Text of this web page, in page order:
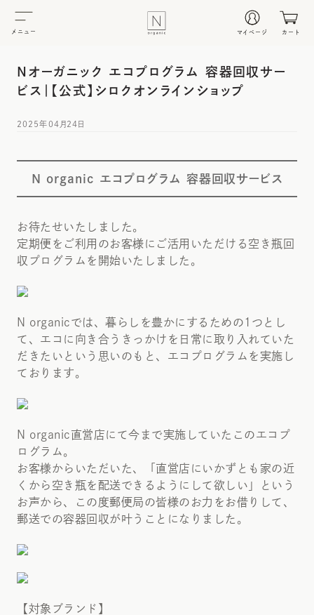
メニュー マイページ カート
Nオーガニック エコプログラム 容器回収サー
ビス｜【公式】シロクオンラインショップ
2025年04月24日
N organic エコプログラム 容器回収サービス
お待たせいたしました。
定期便をご利用のお客様にご活用いただける空き瓶回
収プログラムを開始いたしました。
N organicでは、暮らしを豊かにするための1つとし
て、エコに向き合うきっかけを日常に取り入れていた
だきたいという思いのもと、エコプログラムを実施し
ております。
N organic直営店にて今まで実施していたこのエコプ
ログラム。
お客様からいただいた、「直営店にいかずとも家の近
くから空き瓶を配送できるようにして欲しい」という
お声から、この度郵便局の皆様のお力をお借りして、
郵送での容器回収が叶うことになりました。
【対象ブランド】